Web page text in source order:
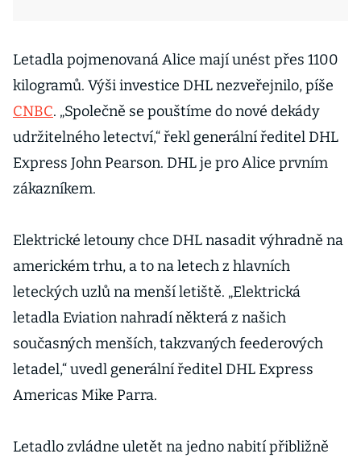
Letadla pojmenovaná Alice mají unést přes 1100
kilogramů. Výši investice DHL nezveřejnilo, píše
CNBC. „Společně se pouštíme do nové dekády
udržitelného letectví,“ řekl generální ředitel DHL
Express John Pearson. DHL je pro Alice prvním
zákazníkem.
Elektrické letouny chce DHL nasadit výhradně na
americkém trhu, a to na letech z hlavních
leteckých uzlů na menší letiště. „Elektrická
letadla Eviation nahradí některá z našich
současných menších, takzvaných feederových
letadel,“ uvedl generální ředitel DHL Express
Americas Mike Parra.
Letadlo zvládne uletět na jedno nabití přibližně